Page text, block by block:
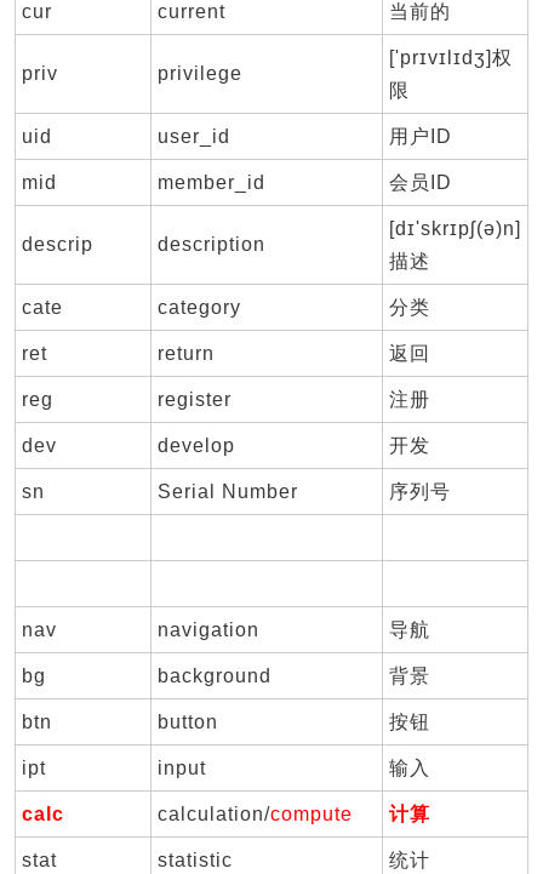
cur current 当前的
priv privilege
['prɪvɪlɪdʒ]权
限
uid user_id 用户ID
mid member_id 会员ID
descrip description
[dɪ'skrɪpʃ(ə)n]
描述
cate category 分类
ret return 返回
reg register 注册
dev develop 开发
sn Serial Number 序列号
nav navigation 导航
bg background 背景
btn button 按钮
ipt input 输入
calc calculation/compute 计算
stat statistic 统计